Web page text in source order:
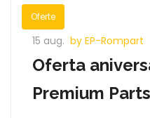
Oferte
15 aug. by EP-Rompart
Oferta
Premium